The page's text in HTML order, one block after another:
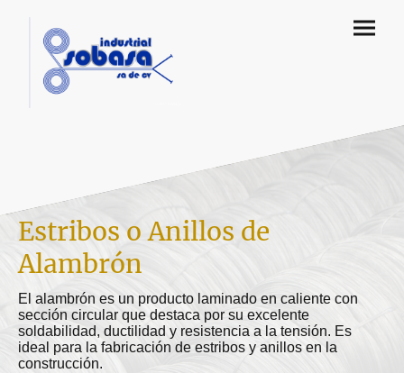
Estribos o Anillos de
Alambrón
El alambrón es un producto laminado en caliente con
sección circular que destaca por su excelente
soldabilidad, ductilidad y resistencia a la tensión. Es
ideal para la fabricación de estribos y anillos en la
construcción.